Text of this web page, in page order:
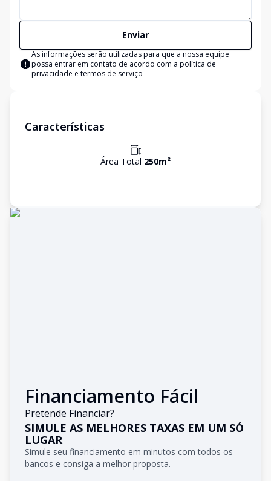
Enviar
As informações serão utilizadas para que a nossa equipe
possa entrar em contato de acordo com a política de
privacidade e termos de serviço
Características
Área Total 250m²
Financiamento Fácil
Pretende Financiar?
SIMULE AS MELHORES TAXAS EM UM SÓ
LUGAR
Simule seu financiamento em minutos com todos os
bancos e consiga a melhor proposta.